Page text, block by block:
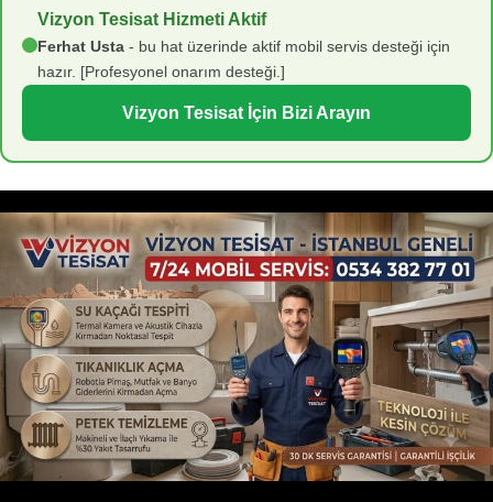
Vizyon Tesisat Hizmeti Aktif
Ferhat Usta - bu hat üzerinde aktif mobil servis desteği için
hazır. [Profesyonel onarım desteği.]
Vizyon Tesisat İçin Bizi Arayın